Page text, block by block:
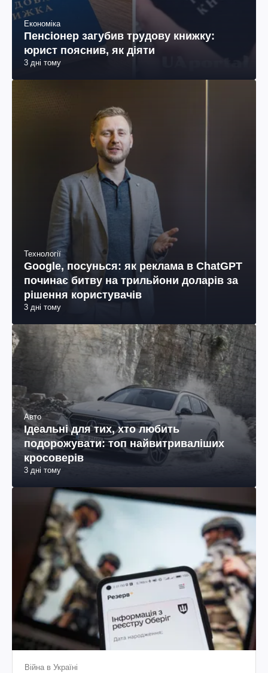
Економіка
Пенсіонер загубив трудову книжку:
юрист пояснив, як діяти
3 дні тому
Технології
Google, посунься: як реклама в ChatGPT
починає битву на трильйони доларів за
рішення користувачів
3 дні тому
Авто
Ідеальні для тих, хто любить
подорожувати: топ найвитриваліших
кросоверів
3 дні тому
Війна в Україні